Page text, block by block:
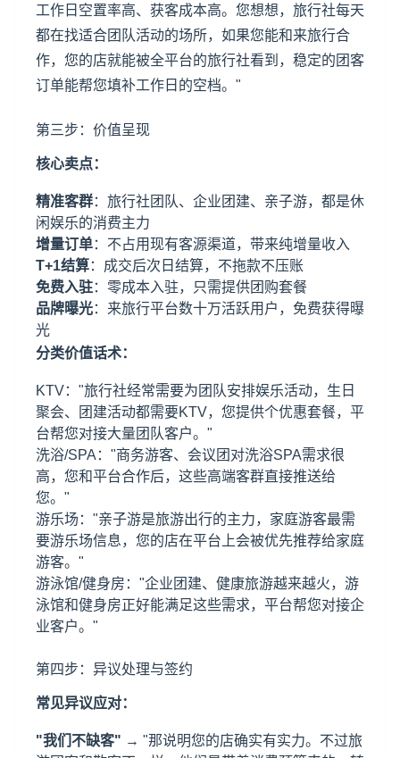
工作日空置率高、获客成本高。您想想，旅行社每天
都在找适合团队活动的场所，如果您能和来旅行合
作，您的店就能被全平台的旅行社看到，稳定的团客
订单能帮您填补工作日的空档。"
第三步：价值呈现
核心卖点：
精准客群：旅行社团队、企业团建、亲子游，都是休
闲娱乐的消费主力
增量订单：不占用现有客源渠道，带来纯增量收入
T+1结算：成交后次日结算，不拖款不压账
免费入驻：零成本入驻，只需提供团购套餐
品牌曝光：来旅行平台数十万活跃用户，免费获得曝
光
分类价值话术：
KTV："旅行社经常需要为团队安排娱乐活动，生日
聚会、团建活动都需要KTV，您提供个优惠套餐，平
台帮您对接大量团队客户。"
洗浴/SPA："商务游客、会议团对洗浴SPA需求很
高，您和平台合作后，这些高端客群直接推送给
您。"
游乐场："亲子游是旅游出行的主力，家庭游客最需
要游乐场信息，您的店在平台上会被优先推荐给家庭
游客。"
游泳馆/健身房："企业团建、健康旅游越来越火，游
泳馆和健身房正好能满足这些需求，平台帮您对接企
业客户。"
第四步：异议处理与签约
常见异议应对：
"我们不缺客" → "那说明您的店确实有实力。不过旅